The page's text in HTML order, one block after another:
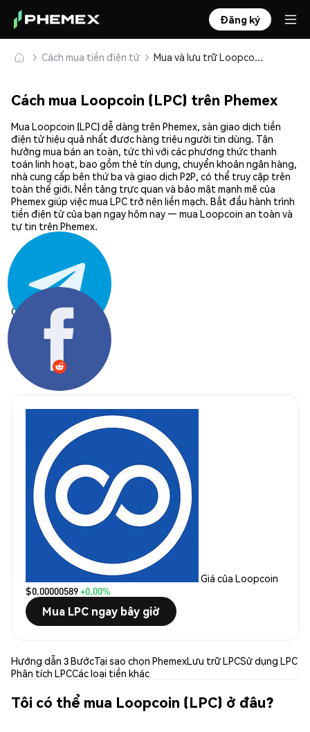
Đăng ký
Cách mua tiền điện tử Mua và lưu trữ Loopcoin (LPC) an toàn
Cách mua Loopcoin (LPC) trên Phemex
Mua Loopcoin (LPC) dễ dàng trên Phemex, sàn giao dịch tiền
điện tử hiệu quả nhất được hàng triệu người tin dùng. Tận
hưởng mua bán an toàn, tức thì với các phương thức thanh
toán linh hoạt, bao gồm thẻ tín dụng, chuyển khoản ngân hàng,
nhà cung cấp bên thứ ba và giao dịch P2P, có thể truy cập trên
toàn thế giới. Nền tảng trực quan và bảo mật mạnh mẽ của
Phemex giúp việc mua LPC trở nên liền mạch. Bắt đầu hành trình
tiền điện tử của bạn ngay hôm nay — mua Loopcoin an toàn và
tự tin trên Phemex.
Chia sẻ:
Giá của Loopcoin
$0.00000589+0.00%
Mua LPC ngay bây giờ
Hướng dẫn 3 BướcTại sao chọn PhemexLưu trữ LPCSử dụng LPC
Phân tích LPCCác loại tiền khác
Tôi có thể mua Loopcoin (LPC) ở đâu?